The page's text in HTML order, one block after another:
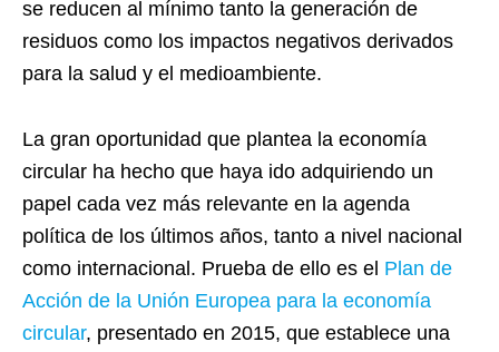
se reducen al mínimo tanto la generación de
residuos como los impactos negativos derivados
para la salud y el medioambiente.
La gran oportunidad que plantea la economía
circular ha hecho que haya ido adquiriendo un
papel cada vez más relevante en la agenda
política de los últimos años, tanto a nivel nacional
como internacional. Prueba de ello es el Plan de
Acción de la Unión Europea para la economía
circular, presentado en 2015, que establece una